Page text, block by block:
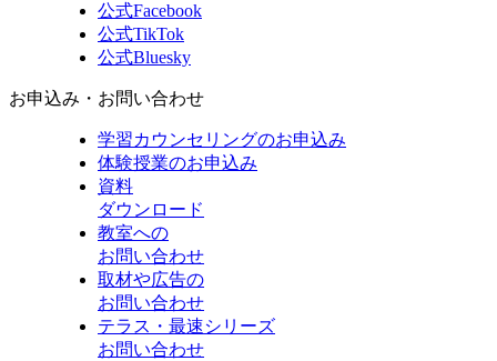
公式Facebook
公式TikTok
公式Bluesky
お申込み・お問い合わせ
学習カウンセリングのお申込み
体験授業のお申込み
資料
ダウンロード
教室への
お問い合わせ
取材や広告の
お問い合わせ
テラス・最速シリーズ
お問い合わせ